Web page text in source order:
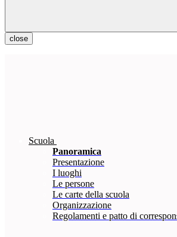
close
Scuola
Panoramica
Presentazione
I luoghi
Le persone
Le carte della scuola
Organizzazione
Regolamenti e patto di